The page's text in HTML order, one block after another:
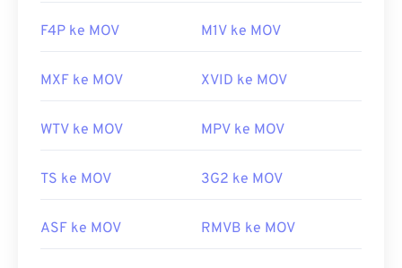
F4P ke MOV M1V ke MOV
MXF ke MOV XVID ke MOV
WTV ke MOV MPV ke MOV
TS ke MOV 3G2 ke MOV
ASF ke MOV RMVB ke MOV